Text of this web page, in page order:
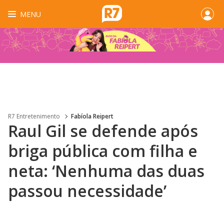
MENU
R7 Entretenimento Fabíola Reipert
Raul Gil se defende após
briga pública com filha e
neta: ‘Nenhuma das duas
passou necessidade’